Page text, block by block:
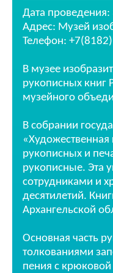
Дата проведения:
Адрес: Музей
Телефон:
В музее
рукописных книг
музейного
В собрании
«Художественная
рукописных и
рукописные. Эта
сотрудниками и
десятилетий.
Архангельской
Основная часть
толкованиями
пения с